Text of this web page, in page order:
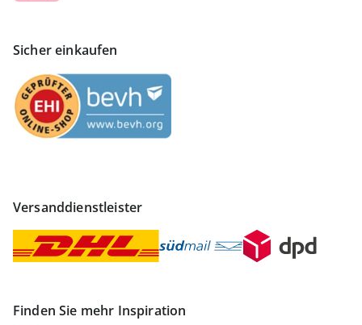
Sicher einkaufen
Versanddienstleister
Finden Sie mehr Inspiration